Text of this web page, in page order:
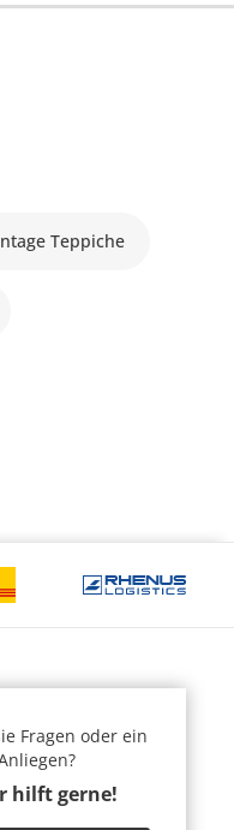
Teppiche
Fragen oder ein
hilft gerne!